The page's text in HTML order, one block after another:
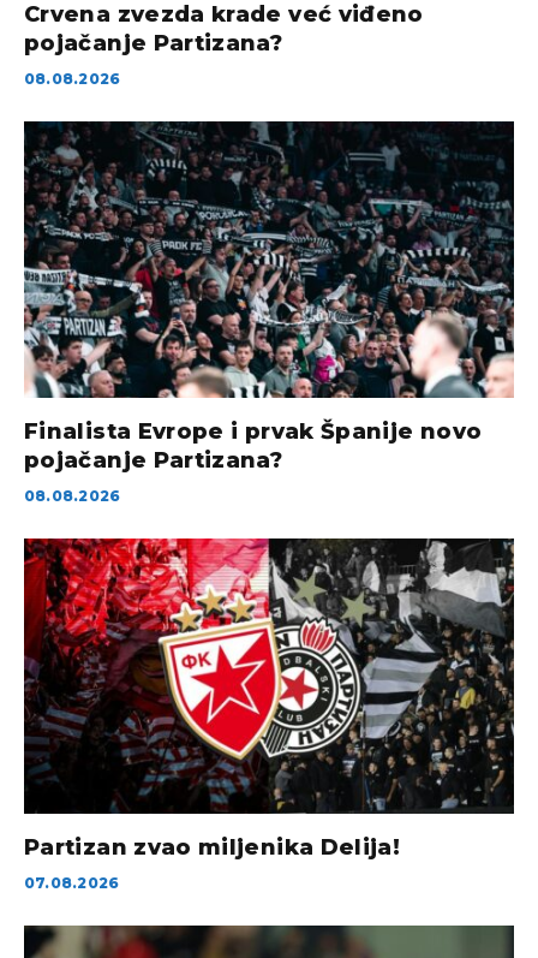
Crvena zvezda krade već viđeno
pojačanje Partizana?
08.08.2026
Finalista Evrope i prvak Španije novo
pojačanje Partizana?
08.08.2026
Partizan zvao miljenika Delija!
07.08.2026